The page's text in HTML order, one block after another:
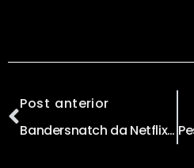
Post anterior
Bandersnatch da Netflix Provoca o Futuro do Entretenimento